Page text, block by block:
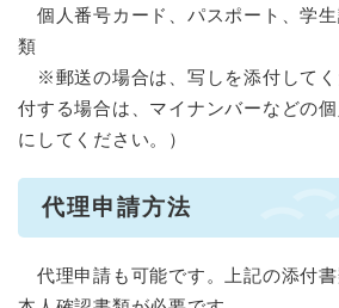
個人番号カード、パスポート、学
類
※郵送の場合は、写しを添付してく
付する場合は、マイナンバーなどの
にしてください。）
代理申請方法
代理申請も可能です。上記の添付